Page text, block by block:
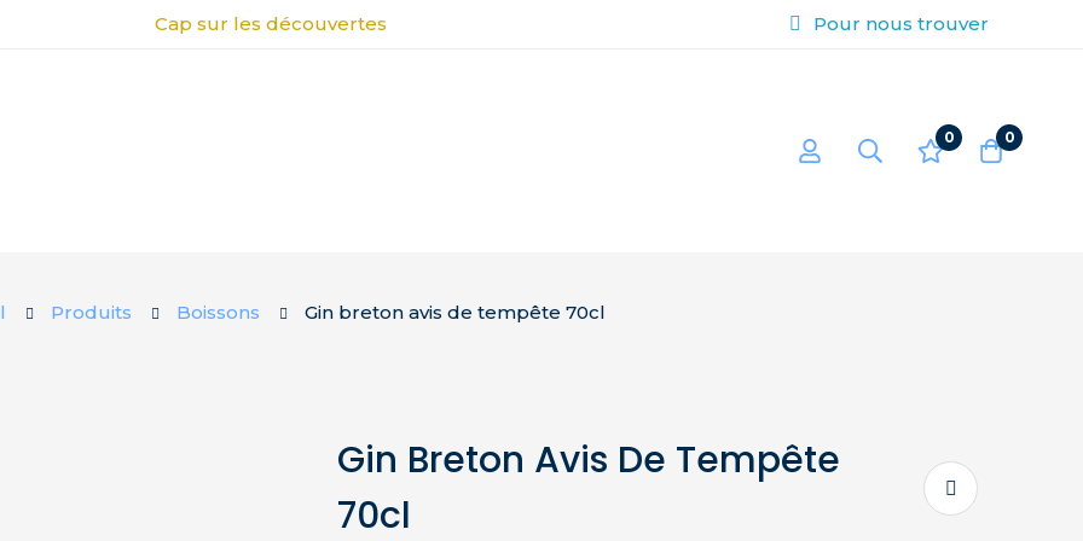
Cap sur les découvertes Pour nous trouver
0 0
Produits Boissons Gin breton avis de tempête 70cl
Gin Breton Avis De Tempête
70cl